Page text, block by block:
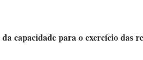
capacidade para o exercício das